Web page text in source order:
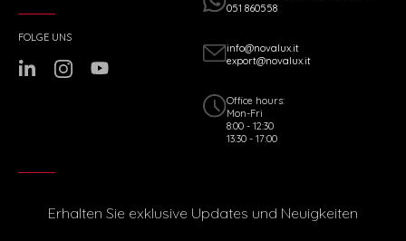
051 860558
info@novalux.it
export@novalux.it
Office hours:
Mon-Fri
8:00 - 12:30
13:30 - 17:00
FOLGE UNS
Erhalten Sie exklusive Updates und Neuigkeiten